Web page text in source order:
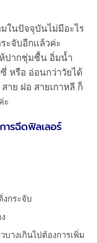
ในปัจจุบันไม่มีอะไร
ะจับอีกเเล้วค่ะ
ปากชุ่มชื้น อิ่มน้ำ
หรือ อ่อนกว่าวัยได้
าย ฝอ สายเกาหลี ก็
ะ
ารฉีดฟิลเลอร์
กระจับ
างเกินไปต้องการเพิ่ม